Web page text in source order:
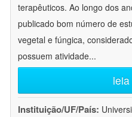
terapêuticos. Ao longo dos
publicado bom número de
vegetal e fúngica,
possuem atividade...
Instituição/UF/País: